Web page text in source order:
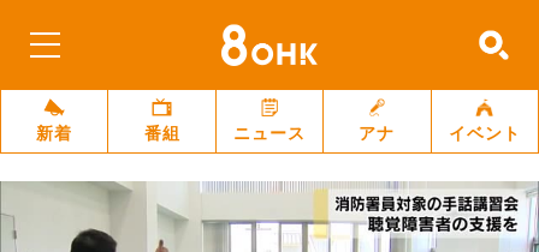
新着 番組 ニュース アナ イベント